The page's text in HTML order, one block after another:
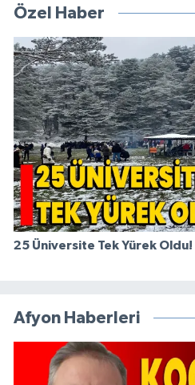
Özel Haber
25 Üniversite Tek Yürek Oldu!
Afyon Haberleri